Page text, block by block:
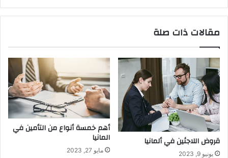
مقالات ذات صلة
قروض اللاجئين في ألمانيا
يونيو 9, 2023
أهم خمسة أنواع من التأمين في
المانيا
مايو 27, 2023